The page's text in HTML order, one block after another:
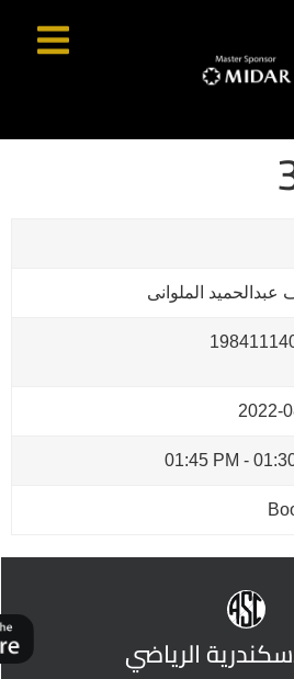
عبدالحميد الملوانى
2022-
-
01:45 PM
الرياضي